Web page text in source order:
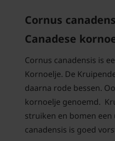
Cornus
Canadese
Cornus canadensis is
Kornoelje. De
daarna rode bessen.
kornoelje genoemd.
struiken en bomen
canadensis is goed